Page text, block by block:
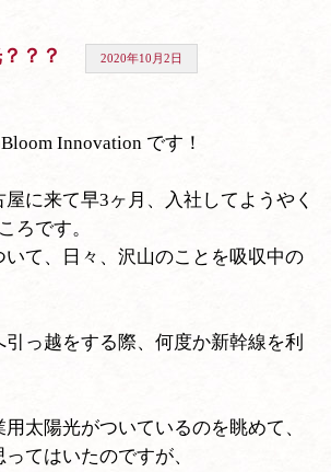
？？ 2020年10月2日
Innovation です！
に来て早3ヶ月、入社してようやく
ろです。
いて、日々、沢山のことを吸収中の
っ越をする際、何度か新幹線を利
太陽光がついているのを眺めて、
てはいたのですが、